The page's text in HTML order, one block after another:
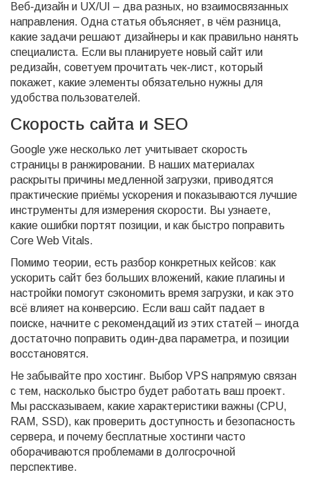
Веб‑дизайн и UX/UI – два разных, но взаимосвязанных
направления. Одна статья объясняет, в чём разница,
какие задачи решают дизайнеры и как правильно нанять
специалиста. Если вы планируете новый сайт или
редизайн, советуем прочитать чек‑лист, который
покажет, какие элементы обязательно нужны для
удобства пользователей.
Скорость сайта и SEO
Google уже несколько лет учитывает скорость
страницы в ранжировании. В наших материалах
раскрыты причины медленной загрузки, приводятся
практические приёмы ускорения и показываются лучшие
инструменты для измерения скорости. Вы узнаете,
какие ошибки портят позиции, и как быстро поправить
Core Web Vitals.
Помимо теории, есть разбор конкретных кейсов: как
ускорить сайт без больших вложений, какие плагины и
настройки помогут сэкономить время загрузки, и как это
всё влияет на конверсию. Если ваш сайт падает в
поиске, начните с рекомендаций из этих статей – иногда
достаточно поправить один‑два параметра, и позиции
восстановятся.
Не забывайте про хостинг. Выбор VPS напрямую связан
с тем, насколько быстро будет работать ваш проект.
Мы рассказываем, какие характеристики важны (CPU,
RAM, SSD), как проверить доступность и безопасность
сервера, и почему бесплатные хостинги часто
оборачиваются проблемами в долгосрочной
перспективе.